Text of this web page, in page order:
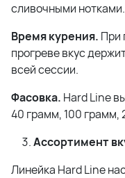
сливочными нотками.
Время курения. При
прогреве вкус
всей сессии.
Фасовка. Hard Line
40 грамм, 100 грамм,
Ассортимент
Линейка Hard Line